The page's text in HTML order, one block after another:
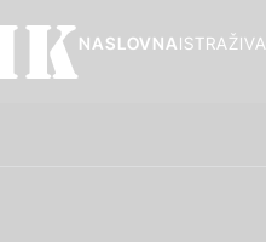
NASLOVNA